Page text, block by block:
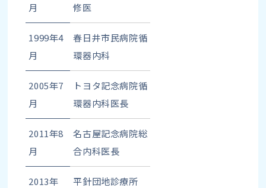
月
修医
1999年4
月
春日井市民病院循
環器内科
2005年7
月
トヨタ記念病院循
環器内科医長
2011年8
月
名古屋記念病院総
合内科医長
2013年
平針団地診療所